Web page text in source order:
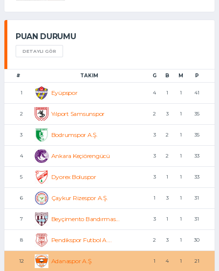
PUAN DURUMU
DETAYLI GÖR
# TAKIM G B M P
1 Eyüpspor 4 1 1 41
2 Yılport Samsunspor 2 3 1 35
3 Bodrumspor A.Ş. 3 2 1 35
4 Ankara Keçiörengücü 3 2 1 33
5 Dyorex Boluspor 3 1 1 33
6 Çaykur Rizespor A.Ş. 1 3 1 31
7 Beyçimento Bandırmas... 3 1 1 31
8 Pendikspor Futbol A.... 2 3 1 30
12 Adanaspor A.Ş. 1 4 1 21